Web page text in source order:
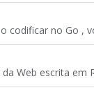
no Go ,
Web escrita em